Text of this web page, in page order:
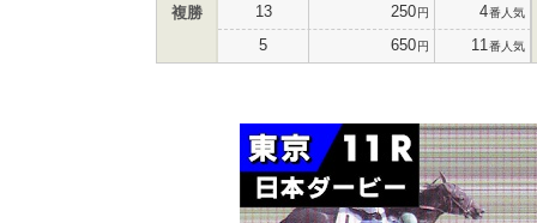
複勝 13 250円 4番人気
5 650円 11 番人気